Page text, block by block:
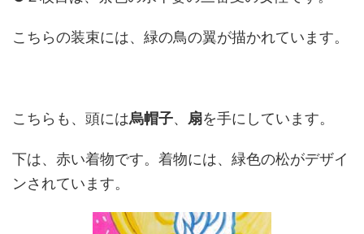
こちらの装束には、緑の鳥の翼が描かれています。
こちらも、頭には烏帽子、 扇を手にしています。
下は、赤い着物です。着物には、緑色の松がデザイ
ンされています。